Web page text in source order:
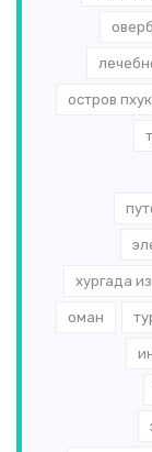
остров
хургада
оман